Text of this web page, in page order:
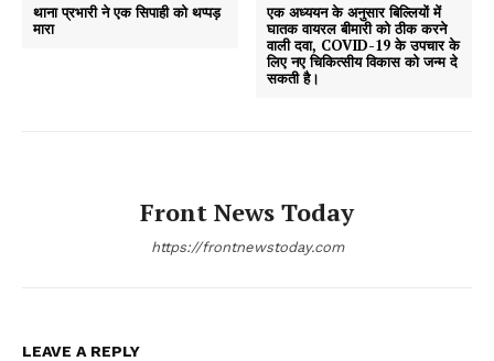
थाना प्रभारी ने एक सिपाही को थप्पड़
मारा
एक अध्ययन के अनुसार बिल्लियों में
घातक वायरल बीमारी को ठीक करने
वाली दवा, COVID-19 के उपचार के
लिए नए चिकित्सीय विकास को जन्म दे
सकती है।
Front News Today
https://frontnewstoday.com
LEAVE A REPLY